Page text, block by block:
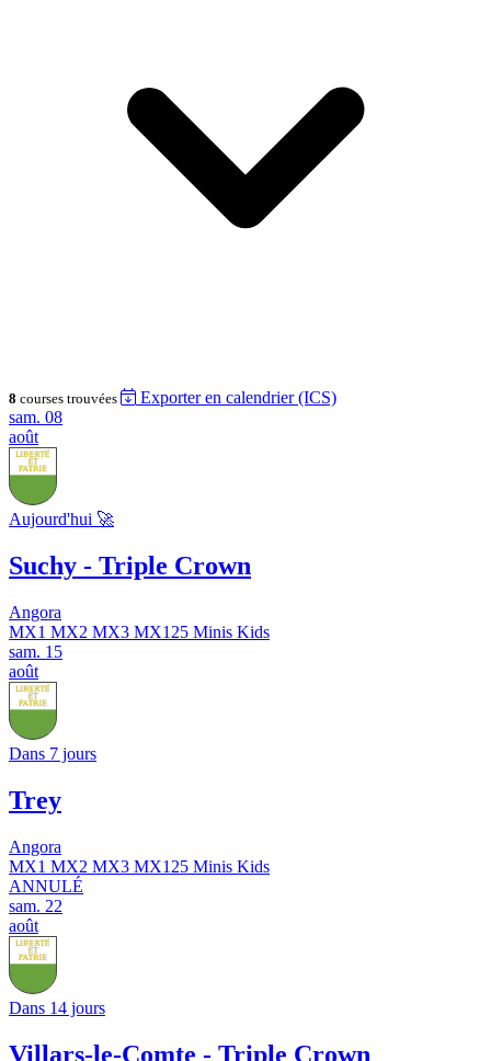
8 courses trouvées
Exporter en calendrier (ICS)
sam. 08
août
Aujourd'hui 🚀
Suchy - Triple Crown
Angora
MX1 MX2 MX3 MX125 Minis Kids
sam. 15
août
Dans 7 jours
Trey
Angora
MX1 MX2 MX3 MX125 Minis Kids
ANNULÉ
sam. 22
août
Dans 14 jours
Villars-le-Comte - Triple Crown